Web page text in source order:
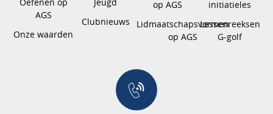
AGS
Onze waarden
Clubnieuws
op AGS
Lidmaatschapsvormen
op AGS
initiatieles
Lessenreeksen
G-golf